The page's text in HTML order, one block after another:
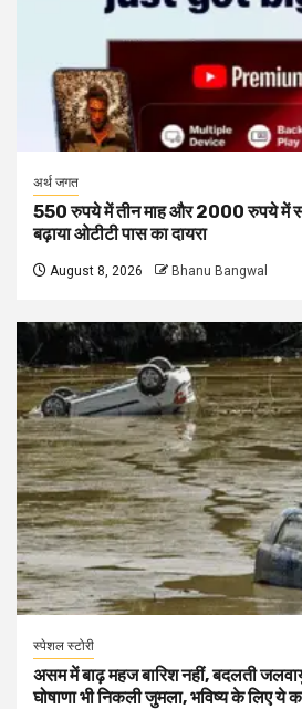
अर्थ जगत
550 रुपये में तीन माह और 2000 रुपये में
बढ़ाया ओटीटी पास का दायरा
August 8, 2026 Bhanu Bangwal
स्पेशल स्टोरी
असम में बाढ़ महज बारिश नहीं, बदलती
घोषाणा भी निकली जुमला, भविष्य के लिए ये